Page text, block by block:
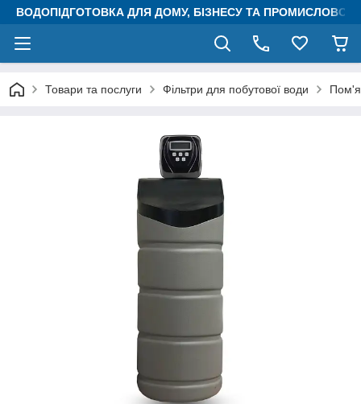
ВОДОПІДГОТОВКА ДЛЯ ДОМУ, БІЗНЕСУ ТА
Товари та послуги Фільтри для побутової води